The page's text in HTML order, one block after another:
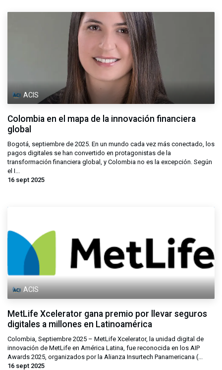
ACIS
Colombia en el mapa de la innovación financiera
global
Bogotá, septiembre de 2025. En un mundo cada vez más conectado, los
pagos digitales se han convertido en protagonistas de la
transformación financiera global, y Colombia no es la excepción. Según
el I...
16 sept 2025
ACIS
MetLife Xcelerator gana premio por llevar seguros
digitales a millones en Latinoamérica
Colombia, Septiembre 2025 – MetLife Xcelerator, la unidad digital de
innovación de MetLife en América Latina, fue reconocida en los AIP
Awards 2025, organizados por la Alianza Insurtech Panamericana (...
16 sept 2025